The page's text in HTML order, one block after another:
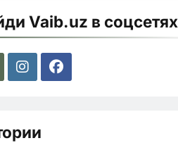
Vaib.uz в соцсетях